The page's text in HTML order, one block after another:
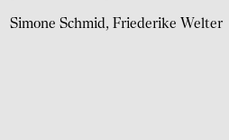
Simone Schmid Friederike Welter